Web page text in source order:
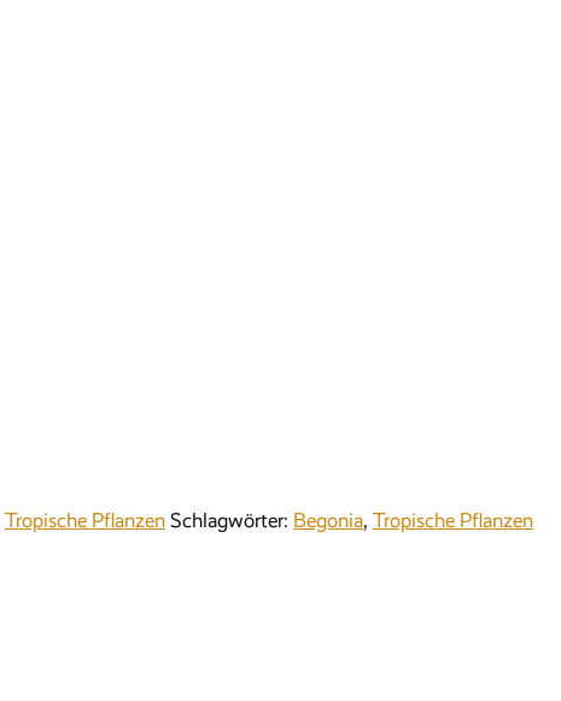
Tropische Pflanzen Schlagwörter: Begonia, Tropische Pflanzen